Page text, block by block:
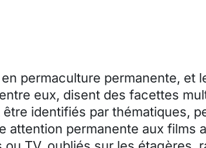
permaculture permanente, et
eux, disent des facettes
être identifiés par thématiques,
attention permanente aux films